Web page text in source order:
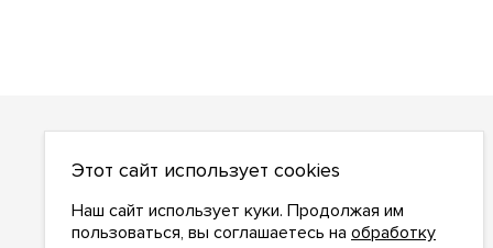
О НАС
О компании
Как сделать заказ
Условия работы
Этот сайт использует cookies
Наш сайт использует куки. Продолжая им
пользоваться, вы соглашаетесь на обработку